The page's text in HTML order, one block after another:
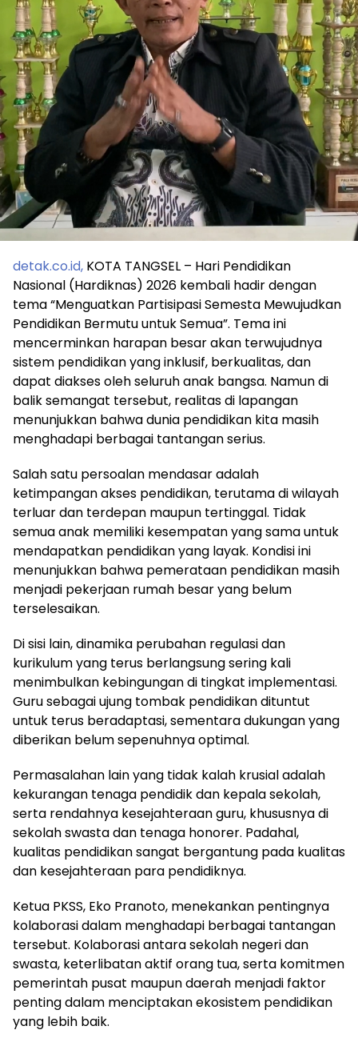
detak.co.id, KOTA TANGSEL – Hari Pendidikan
Nasional (Hardiknas) 2026 kembali hadir dengan
tema “Menguatkan Partisipasi Semesta Mewujudkan
Pendidikan Bermutu untuk Semua”. Tema ini
mencerminkan harapan besar akan terwujudnya
sistem pendidikan yang inklusif, berkualitas, dan
dapat diakses oleh seluruh anak bangsa. Namun di
balik semangat tersebut, realitas di lapangan
menunjukkan bahwa dunia pendidikan kita masih
menghadapi berbagai tantangan serius.
Salah satu persoalan mendasar adalah
ketimpangan akses pendidikan, terutama di wilayah
terluar dan terdepan maupun tertinggal. Tidak
semua anak memiliki kesempatan yang sama untuk
mendapatkan pendidikan yang layak. Kondisi ini
menunjukkan bahwa pemerataan pendidikan masih
menjadi pekerjaan rumah besar yang belum
terselesaikan.
Di sisi lain, dinamika perubahan regulasi dan
kurikulum yang terus berlangsung sering kali
menimbulkan kebingungan di tingkat implementasi.
Guru sebagai ujung tombak pendidikan dituntut
untuk terus beradaptasi, sementara dukungan yang
diberikan belum sepenuhnya optimal.
Permasalahan lain yang tidak kalah krusial adalah
kekurangan tenaga pendidik dan kepala sekolah,
serta rendahnya kesejahteraan guru, khususnya di
sekolah swasta dan tenaga honorer. Padahal,
kualitas pendidikan sangat bergantung pada kualitas
dan kesejahteraan para pendidiknya.
Ketua PKSS, Eko Pranoto, menekankan pentingnya
kolaborasi dalam menghadapi berbagai tantangan
tersebut. Kolaborasi antara sekolah negeri dan
swasta, keterlibatan aktif orang tua, serta komitmen
pemerintah pusat maupun daerah menjadi faktor
penting dalam menciptakan ekosistem pendidikan
yang lebih baik.